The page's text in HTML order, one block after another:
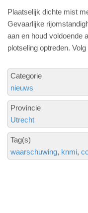
Plaatselijk dichte mist
Gevaarlijke
aan en houd voldoende
plotseling optreden.
Categorie
nieuws
Provincie
Utrecht
Tag(s)
waarschuwing knmi